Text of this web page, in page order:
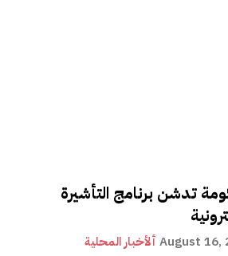
تدشن برنامج التأشيرة
ألأخبار المحلية August 16,